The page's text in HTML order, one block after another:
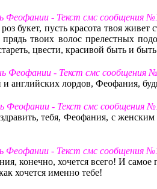
Феофании - Текст смс сообщения
букет, пусть красота твоя
твоих волос прелестных
цвести, красивой быть и
Феофании - Текст смс сообщения
английских лордов, Феофания,
Феофании - Текст смс сообщения
тебя, Феофания, с
Феофании - Текст смс сообщения
конечно, хочется всего! И самое
хочется именно тебе!